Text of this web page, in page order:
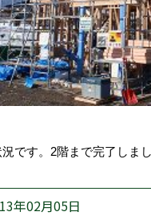
です。2階まで完了しまし
年02月05日